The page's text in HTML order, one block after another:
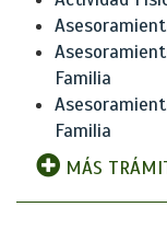
Familia
Familia
MÁS